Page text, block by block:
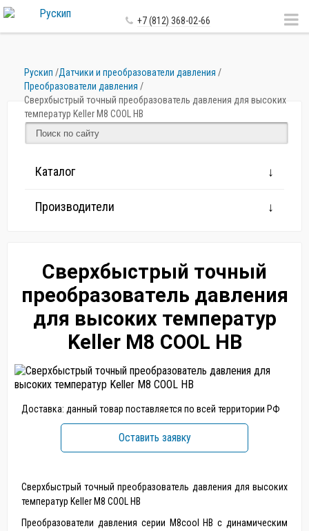
+7 (812) 368-02-66
Рускип /Датчики и преобразователи давления /
Преобразователи давления /
Сверхбыстрый точный преобразователь давления для высоких
температур Keller M8 COOL HB
Каталог
Производители
Сверхбыстрый точный
преобразователь давления
для высоких температур
Keller M8 COOL HB
Доставка: данный товар поставляется по всей территории РФ
Оставить заявку
Сверхбыстрый точный преобразователь давления для высоких
температур Keller M8 COOL HB
Преобразователи давления серии M8cool HB с динамическим